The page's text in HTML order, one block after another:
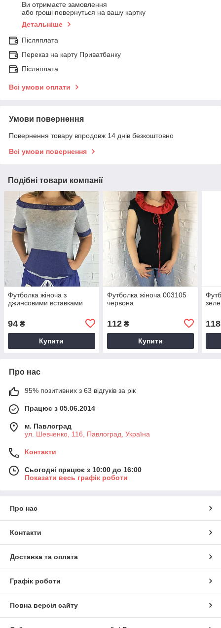
Ви отримаєте замовлення
або гроші повернуться на вашу картку
Детальніше
Післяплата
Переказ на карту Приватбанку
Післяплата
Всі умови оплати
Умови повернення
Повернення товару впродовж 14 днів безкоштовно
Всі умови повернення
Подібні товари компанії
Футболка жіноча з
джинсовими вставками
94 ₴
Купити
Футболка жіноча 003105
червона
112₴
Купити
118
Про нас
95% позитивних з 63 відгуків за рік
Працює з 05.06.2014
м. Павлоград
ул. Шевченко, 116, Павлоград, Україна
Контакти
Сьогодні працює з 10:00 до 16:00
Показати весь графік роботи
Про нас
Контакти
Доставка та оплата
Графік роботи
Повна версія сайту